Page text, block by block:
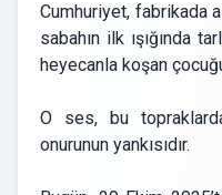
Cumhuriyet, fabrikada
sabahın ilk ışığında
heyecanla koşan
O ses, bu
onurunun yankısıdır.